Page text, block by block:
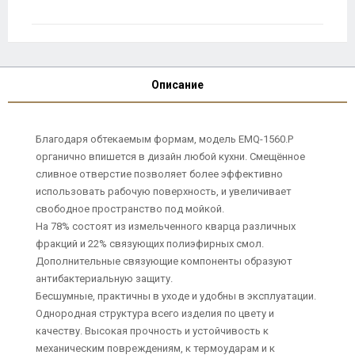
Описание
Благодаря обтекаемым формам, модель EMQ-1560.P
органично впишется в дизайн любой кухни. Смещённое
сливное отверстие позволяет более эффективно
использовать рабочую поверхность, и увеличивает
свободное пространство под мойкой.
На 78% состоят из измельченного кварца различных
фракций и 22% связующих полиэфирных смол.
Дополнительные связующие компоненты образуют
антибактериальную защиту.
Бесшумные, практичны в уходе и удобны в эксплуатации.
Однородная структура всего изделия по цвету и
качеству. Высокая прочность и устойчивость к
механическим повреждениям, к термоударам и к